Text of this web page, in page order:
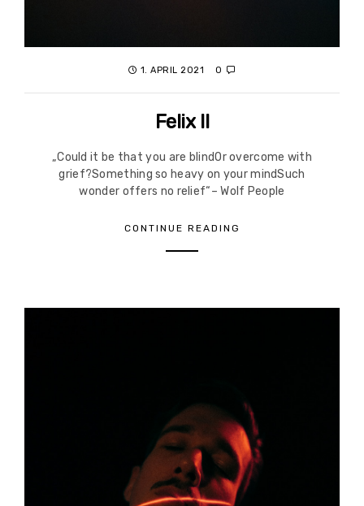
1. APRIL 2021 0
Felix II
„Could it be that you are blindOr overcome with
grief?Something so heavy on your mindSuch
wonder offers no relief“– Wolf People
CONTINUE READING